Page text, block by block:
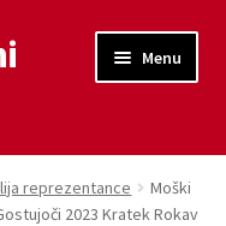
Menu
reprezentance
Moški
2023 Kratek Rokav